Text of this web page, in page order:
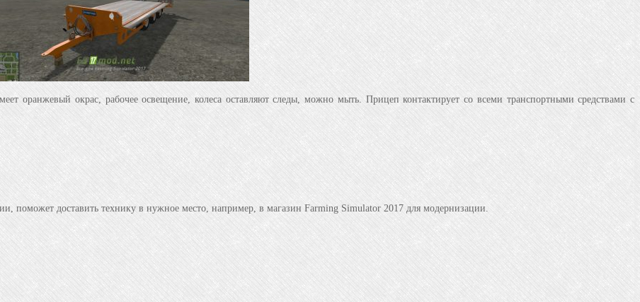
оранжевый окрас, рабочее освещение, колеса оставляют следы, можно мыть. Прицеп контактирует со всеми транспортными средствами с
поможет доставить технику в нужное место, например, в магазин Farming Simulator 2017 для модернизации.